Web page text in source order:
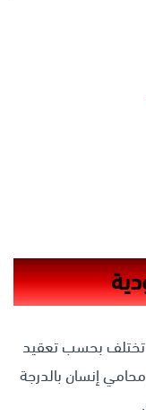
تختلف بحسب تعقيد
إنسان بالدرجة